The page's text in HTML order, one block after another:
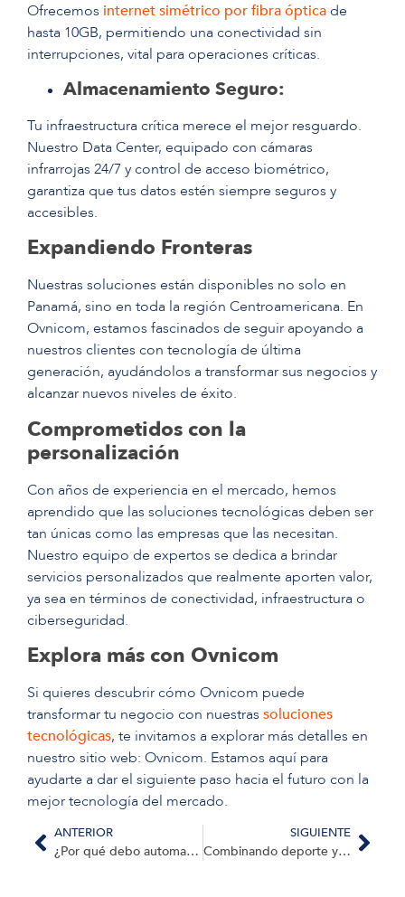
Ofrecemos internet simétrico por fibra ópticade
hasta 10GB, permitiendo una conectividad sin
interrupciones, vital para operaciones críticas.
Almacenamiento Seguro:
Tu infraestructura crítica merece el mejor resguardo.
Nuestro Data Center, equipado con cámaras
infrarrojas 24/7 y control de acceso biométrico,
garantiza que tus datos estén siempre seguros y
accesibles.
Expandiendo Fronteras
Nuestras soluciones están disponibles no solo en
Panamá, sino en toda la región Centroamericana. En
Ovnicom, estamos fascinados de seguir apoyando a
nuestros clientes con tecnología de última
generación, ayudándolos a transformar sus negocios y
alcanzar nuevos niveles de éxito.
Comprometidos con la
personalización
Con años de experiencia en el mercado, hemos
aprendido que las soluciones tecnológicas deben ser
tan únicas como las empresas que las necesitan.
Nuestro equipo de expertos se dedica a brindar
servicios personalizados que realmente aporten valor,
ya sea en términos de conectividad, infraestructura o
ciberseguridad.
Explora más con Ovnicom
Si quieres descubrir cómo Ovnicom puede
transformar tu negocio con nuestras soluciones
tecnológicas, te invitamos a explorar más detalles en
nuestro sitio web: Ovnicom. Estamos aquí para
ayudarte a dar el siguiente paso hacia el futuro con la
mejor tecnología del mercado.
ANTERIOR
¿Por qué debo automatizar mi ciclo de ventas con ZOHO CRM?
SIGUIENTE
Combinando deporte y tecnología